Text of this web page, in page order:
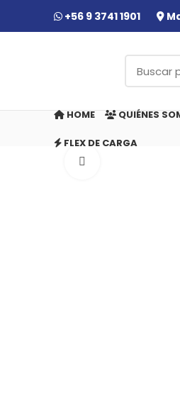
+56 9 3741 1901
HOME QUIÉNES
FLEX DE CARGA